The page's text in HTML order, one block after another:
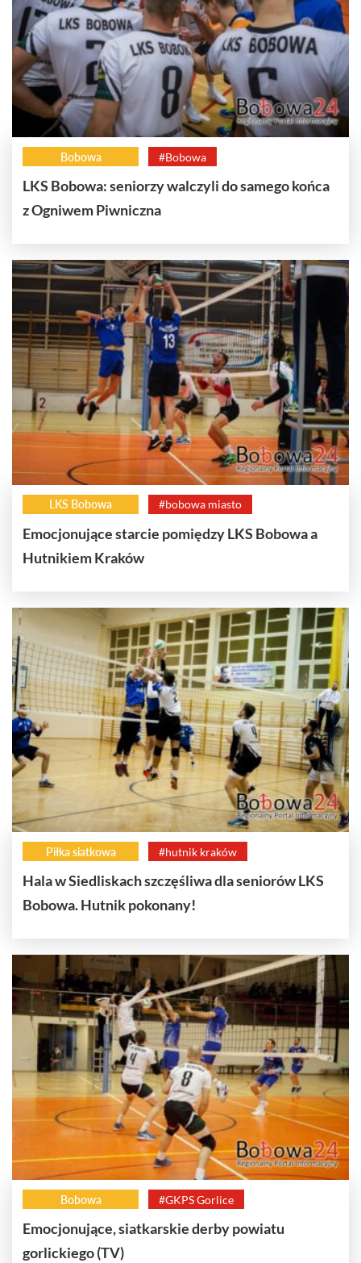
Bobowa #Bobowa
LKS Bobowa: seniorzy walczyli do samego końca
z Ogniwem Piwniczna
LKS Bobowa #bobowa miasto
Emocjonujące starcie pomiędzy LKS Bobowa a
Hutnikiem Kraków
Piłka siatkowa #hutnik kraków
Hala w Siedliskach szczęśliwa dla seniorów LKS
Bobowa. Hutnik pokonany!
Bobowa #GKPS Gorlice
Emocjonujące, siatkarskie derby powiatu
gorlickiego (TV)